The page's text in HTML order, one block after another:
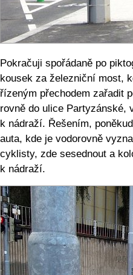
Pokračuji spořádaně po
kousek za železniční most,
řízeným přechodem zařadit
rovně do ulice Partyzánské,
k nádraží. Řešením,
auta, kde je vodorovně
cyklisty, zde sesednout a
k nádraží.